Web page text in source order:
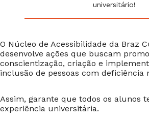
universitário!
O Núcleo de Acessibilidade da Braz
desenvolve ações que buscam
conscientização, criação e
inclusão de pessoas com deficiência
Assim, garante que todos os alunos
experiência universitária.